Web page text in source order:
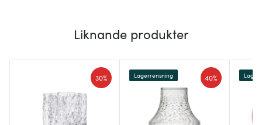
Liknande produkter
30% 40%
Lagerrensning